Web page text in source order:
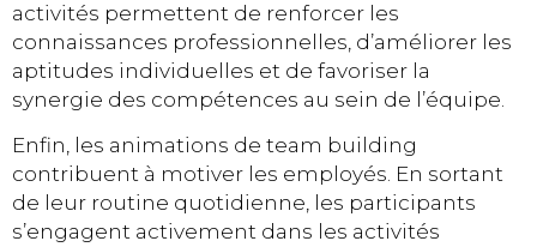
activités permettent de renforcer les
connaissances professionnelles, d’améliorer les
aptitudes individuelles et de favoriser la
synergie des compétences au sein de l’équipe.
Enfin, les animations de team building
contribuent à motiver les employés. En sortant
de leur routine quotidienne, les participants
s’engagent activement dans les activités